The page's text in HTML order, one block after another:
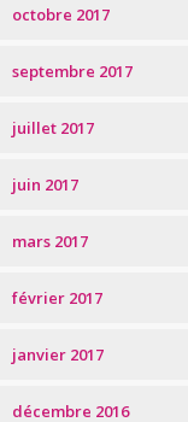
octobre 2017
septembre 2017
juillet 2017
juin 2017
mars 2017
février 2017
janvier 2017
décembre 2016